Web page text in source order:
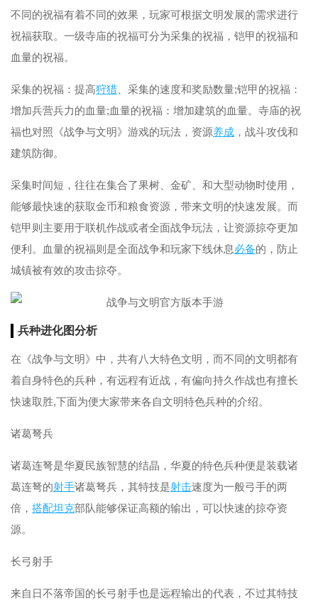
不同的祝福有着不同的效果，玩家可根据文明发展的需求进行
祝福获取。一级寺庙的祝福可分为采集的祝福，铠甲的祝福和
血量的祝福。
采集的祝福：提高狩猎 、采集的速度和奖励数量;铠甲的祝福：
增加兵营兵力的血量;血量的祝福：增加建筑的血量。寺庙的祝
福也对照《战争与文明》游戏的玩法，资源养成 ，战斗攻伐和
建筑防御。
采集时间短，往往在集合了果树、金矿、和大型动物时使用，
能够最快速的获取金币和粮食资源，带来文明的快速发展。而
铠甲则主要用于联机作战或者全面战争玩法，让资源掠夺更加
便利。血量的祝福则是全面战争和玩家下线休息必备的，防止
城镇被有效的攻击掠夺。
兵种进化图分析
在《战争与文明》中，共有八大特色文明，而不同的文明都有
着自身特色的兵种，有远程有近战，有偏向持久作战也有擅长
快速取胜,下面为便大家带来各自文明特色兵种的介绍。
诸葛弩兵
诸葛连弩是华夏民族智慧的结晶，华夏的特色兵种便是装载诸
葛连弩的射手诸葛弩兵，其特技是射击速度为一般弓手的两
倍， 搭配坦克部队能够保证高额的输出，可以快速的掠夺资
源。
长弓射手
来自日不落帝国的长弓射手也是远程输出的代表，不过其特技